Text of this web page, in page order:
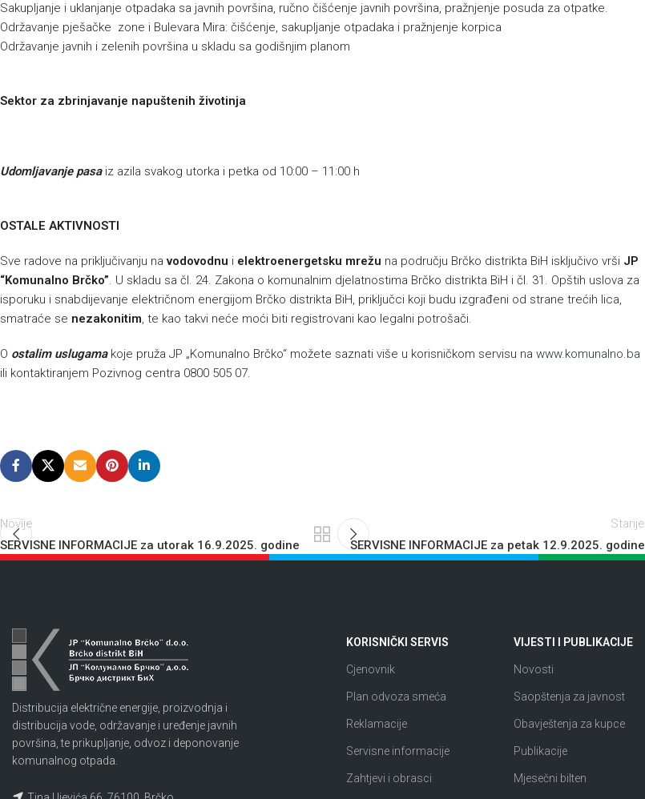
Sakupljanje i uklanjanje otpadaka sa javnih površina, ručno čišćenje javnih površina, pražnjenje posuda za otpatke.
Održavanje pješačke zone i Bulevara Mira: čišćenje, sakupljanje otpadaka i pražnjenje korpica
Održavanje javnih i zelenih površina u skladu sa godišnjim planom
Sektor za zbrinjavanje napuštenih životinja
Udomljavanje pasaiz azila svakog utorka i petka od 10:00 – 11:00 h
OSTALE AKTIVNOSTI
Sve radove na priključivanju navodovodnu i elektroenergetsku mrežu na području Brčko distrikta BiH isključivo vrši JP
“Komunalno Brčko”. U skladu sa čl. 24. Zakona o komunalnim djelatnostima Brčko distrikta BiH i čl. 31. Opštih uslova za
isporuku i snabdijevanje električnom energijom Brčko distrikta BiH, priključci koji budu izgrađeni od strane trećih lica,
smatraće se nezakonitim, te kao takvi neće moći biti registrovani kao legalni potrošači.
O ostalim uslugamakoje pruža JP „Komunalno Brčko“ možete saznati više u korisničkom servisu na www.komunalno.ba
ili kontaktiranjem Pozivnog centra 0800 505 07.
Novije
SERVISNE INFORMACIJE za utorak 16.9.2025. godine
Starije
SERVISNE INFORMACIJE za petak 12.9.2025. godine
Distribucija električne energije, proizvodnja i
distribucija vode, održavanje i uređenje javnih
površina, te prikupljanje, odvoz i deponovanje
komunalnog otpada.
KORISNIČKI SERVIS
Cjenovnik
Plan odvoza smeća
Reklamacije
Servisne informacije
Zahtjevi i obrasci
VIJESTI I PUBLIKACIJE
Novosti
Saopštenja za javnost
Obavještenja za kupce
Publikacije
Mjesečni bilten